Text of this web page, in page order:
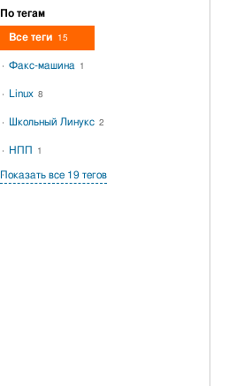
По тегам
Все теги 15
Факс-машина 1
Linux 8
Школьный Линукс 2
НПП 1
Показать все 19 тегов